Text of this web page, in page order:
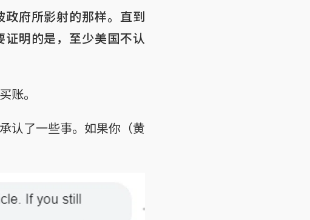
府所影射的那样。直到
明的是，至少美国不认
。
认了一些事。如果你（黄